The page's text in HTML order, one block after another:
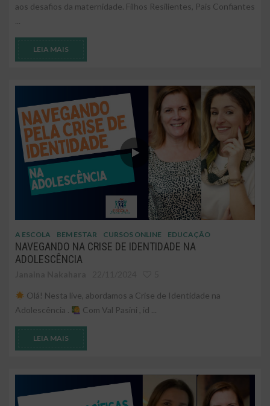
aos desafios da maternidade. Filhos Resilientes, Pais Confiantes
...
LEIA MAIS
A ESCOLA BEM ESTAR CURSOS ONLINE EDUCAÇÃO
NAVEGANDO NA CRISE DE IDENTIDADE NA
ADOLESCÊNCIA
Olá! Nesta live, abordamos a Crise de Identidade na
Adolescência .
Com Val Pasini , id ...
LEIA MAIS